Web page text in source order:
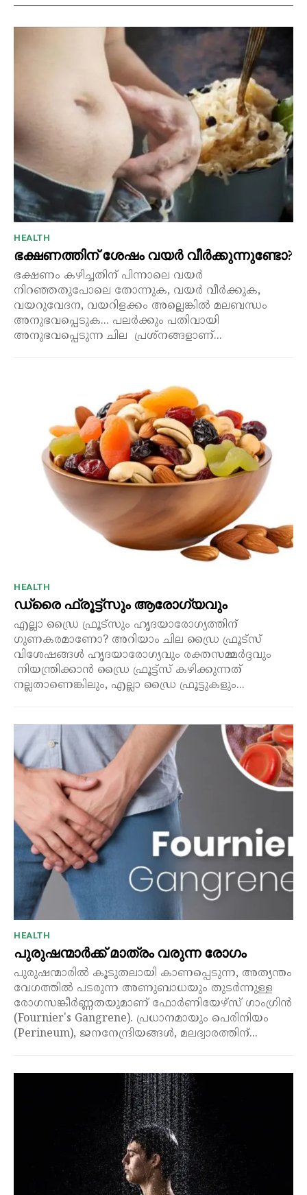
HEALTH
ഭക്ഷണത്തിന് ശേഷം വയർ വീർക്കുന്നുണ്ടോ?
ഭക്ഷണം കഴിച്ചതിന് പിന്നാലെ വയർ
നിറഞ്ഞതുപോലെ തോന്നുക, വയർ വീർക്കുക,
വയറുവേദന, വയറിളക്കം അല്ലെങ്കിൽ മലബന്ധം
അനുഭവപ്പെടുക... പലർക്കും പതിവായി
അനുഭവപ്പെടുന്ന ചില പ്രശ്നങ്ങളാണ്...
HEALTH
ഡ്രൈ ഫ്രൂട്ട്‌സും ആരോഗ്യവും
എല്ലാ ഡ്രൈ ഫ്രൂട്സും ഹൃദയാരോഗ്യത്തിന്
ഗുണകരമാണോ? അറിയാം ചില ഡ്രൈ ഫ്രൂട്സ്
വിശേഷങ്ങൾ ഹൃദയാരോഗ്യവും രക്തസമ്മർദ്ദവും
നിയന്ത്രിക്കാൻ ഡ്രൈ ഫ്രൂട്ട്സ് കഴിക്കുന്നത്
നല്ലതാണെങ്കിലും, എല്ലാ ഡ്രൈ ഫ്രൂട്ടുകളും...
HEALTH
പുരുഷന്മാർക്ക് മാത്രം വരുന്ന രോഗം
പുരുഷന്മാരിൽ കൂടുതലായി കാണപ്പെടുന്ന, അത്യന്തം
വേഗത്തിൽ പടരുന്ന അണുബാധയും തുടർന്നുള്ള
രോഗസങ്കീർണ്ണതയുമാണ് ഫോർണിയേഴ്സ് ഗാംഗ്രിൻ
(Fournier's Gangrene). പ്രധാനമായും പെരിനിയം
(Perineum), ജനനേന്ദ്രിയങ്ങൾ, മലദ്വാരത്തിന്...